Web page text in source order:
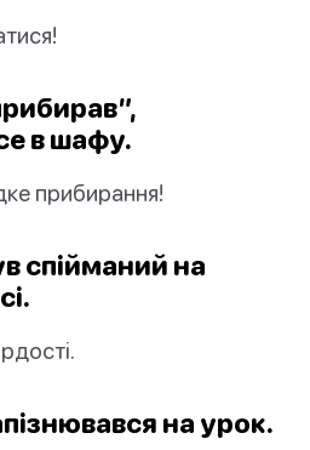
в шафу.
прибирання!
спійманий на
на урок.